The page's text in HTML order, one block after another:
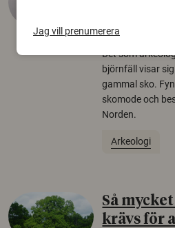
22 juni 2026
Det som
björnfäll visar
gammal sko.
skomode och
Norden.
Arkeologi
Så
krävs för
Jag vill prenumerera